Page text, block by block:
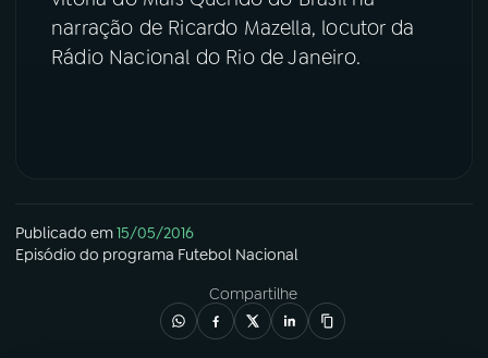
06VIDEOCASTS
ACOMPANHE A RÁDIO NACIONAL
Facebook
narração de Ricardo Mazella, locutor da
Rádio Nacional do Rio de Janeiro.
Publicado em15/05/2016
Episódio do programa Futebol Nacional
Compartilhe